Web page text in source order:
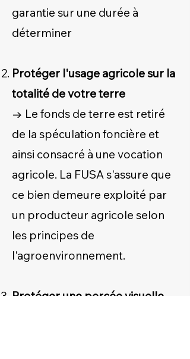
garantie sur une durée à
déterminer
Protéger l'usage agricole sur la
totalité de votre terre
→ Le fonds de terre est retiré
de la spéculation foncière et
ainsi consacré à une vocation
agricole. La FUSA s'assure que
ce bien demeure exploité par
un producteur agricole selon
les principes de
l'agroenvironnement.
Protéger une percée visuelle